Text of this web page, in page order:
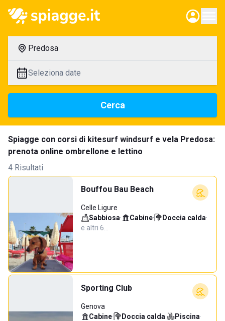
Predosa
Seleziona date
Cerca
Spiagge con corsi di kitesurf windsurf e vela Predosa:
prenota online ombrellone e lettino
4 Risultati
Bouffou Bau Beach
Celle Ligure
Sabbiosa· Cabine· Doccia calda·
e altri 6…
Sporting Club
Genova
Cabine· Doccia calda· Piscina·